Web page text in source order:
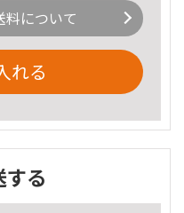
料について
れる
する